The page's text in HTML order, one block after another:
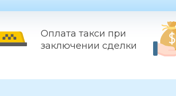
Оплата такси при
заключении сделки